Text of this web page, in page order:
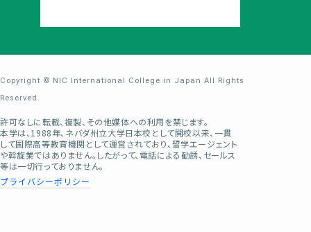
Copyright © NIC International College in Japan All Rights
Reserved.
許可なしに転載、複製、その他媒体への利用を禁じます。
本学は、1988年、ネバダ州立大学日本校として開校以来、一貫
して国際高等教育機関として運営されており、留学エージェント
や斡旋業ではありません。したがって、電話による勧誘、セールス
等は一切行っておりません。
プライバシーポリシー